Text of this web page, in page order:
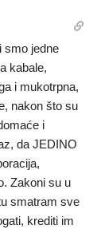
smo jedne
kabale,
i mukotrpna,
nakon što su
i
da JEDINO
Zakoni su u
smatram sve
krediti im